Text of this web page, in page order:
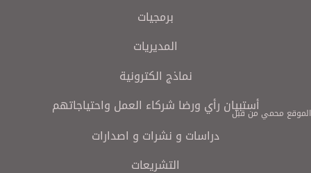
برمجيات
المديريات
نماذج الكترونية
أستبيان رأي ورضا شركاء العمل واحتياجاتهم
دراسات و نشرات و اصدارات
التشريعات
الموقع محمي من قبل